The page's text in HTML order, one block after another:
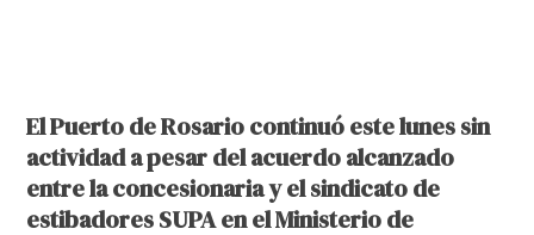
El Puerto de Rosario continuó este lunes sin
actividad a pesar del acuerdo alcanzado
entre la concesionaria y el sindicato de
estibadores SUPA en el Ministerio de